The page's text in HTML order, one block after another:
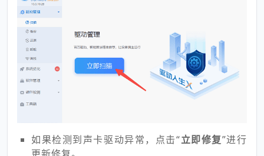
如果检测到声卡驱动异常，点击“立即修复”进行